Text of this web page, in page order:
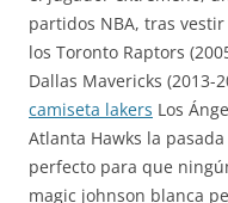
partidos NBA, tras
los Toronto Raptors
Dallas Mavericks (2013-
camiseta lakers Los
Atlanta Hawks la
perfecto para que
magic johnson blanca